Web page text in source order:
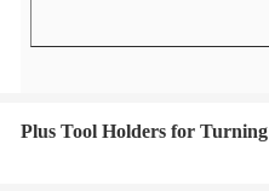
Plus Tool Holders for Turning